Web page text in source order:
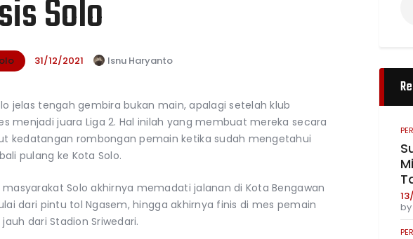
Solo
31/12/2021 Isnu Haryanto
jelas tengah gembira bukan main, apalagi setelah klub
menjadi juara Liga 2. Hal inilah yang membuat mereka secara
kedatangan rombongan pemain ketika sudah mengetahui
pulang ke Kota Solo.
Solo akhirnya memadati jalanan di Kota Bengawan
dari pintu tol Ngasem, hingga akhirnya finis di mes pemain
dari Stadion Sriwedari.